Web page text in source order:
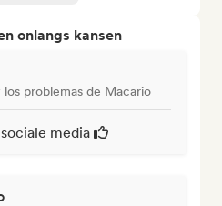
onlangs kansen
los problemas de Macario
media